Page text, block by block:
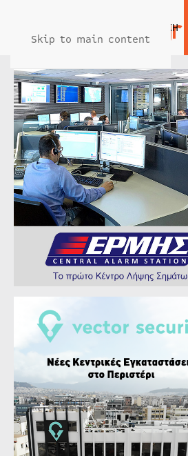
Skip to main content
ΑΡΧΙΚΗ